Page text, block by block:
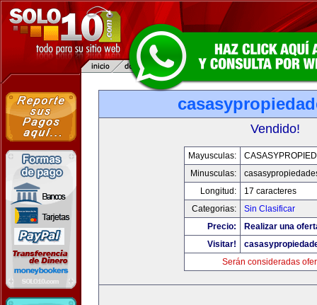
Vendido!
Mayusculas:
Minusculas:
Longitud:
17 caracteres
Categorias:
Sin Clasificar
Precio:
Realizar una
Visitar!
Serán consideradas